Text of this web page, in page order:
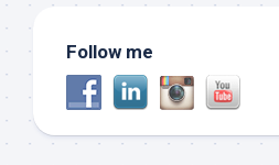
Follow me